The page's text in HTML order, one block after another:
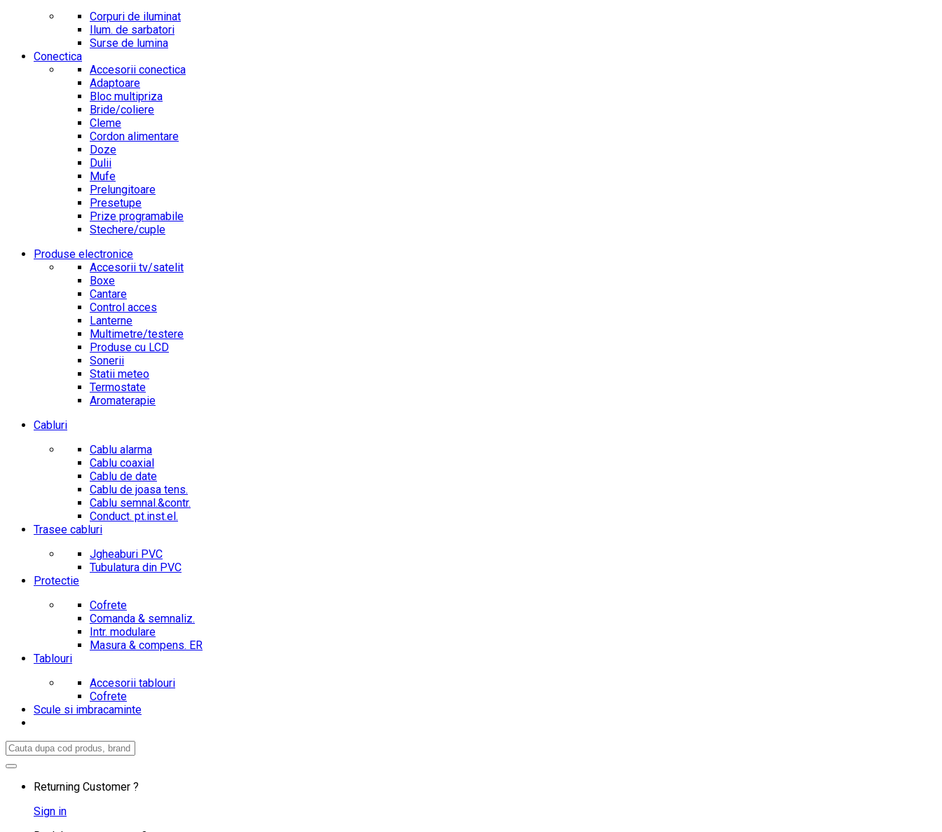
Corpuri de iluminat
Ilum. de sarbatori
Surse de lumina
Conectica
Accesorii conectica
Adaptoare
Bloc multipriza
Bride/coliere
Cleme
Cordon alimentare
Doze
Dulii
Mufe
Prelungitoare
Presetupe
Prize programabile
Stechere/cuple
Produse electronice
Accesorii tv/satelit
Boxe
Cantare
Control acces
Lanterne
Multimetre/testere
Produse cu LCD
Sonerii
Statii meteo
Termostate
Aromaterapie
Cabluri
Cablu alarma
Cablu coaxial
Cablu de date
Cablu de joasa tens.
Cablu semnal.&contr.
Conduct. pt.inst.el.
Trasee cabluri
Jgheaburi PVC
Tubulatura din PVC
Protectie
Cofrete
Comanda & semnaliz.
Intr. modulare
Masura & compens. ER
Tablouri
Accesorii tablouri
Cofrete
Scule si imbracaminte
Search
for:
Returning Customer ?
Sign in